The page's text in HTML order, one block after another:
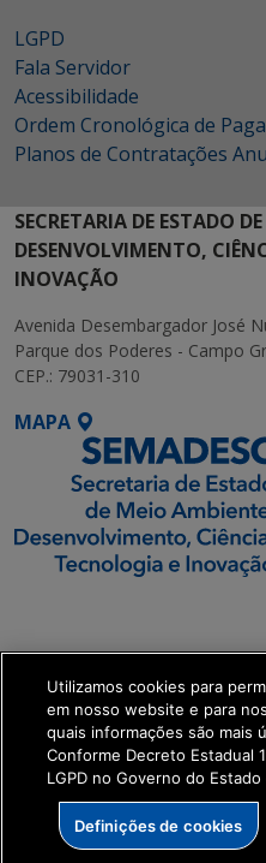
LGPD
Fala Servidor
Acessibilidade
Ordem Cronológica de
Planos de Contratações
SECRETARIA DE ESTADO
DESENVOLVIMENTO,
INOVAÇÃO
Avenida Desembargador José
Parque dos Poderes - Campo
CEP.: 79031-310
MAPA
get_footer();
Utilizamos cookies para
em nosso website e para
quais informações são mais
Conforme Decreto Estadual
LGPD no Governo do
Definições de cookies